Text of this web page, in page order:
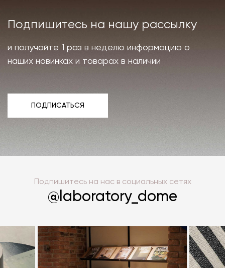
Подпишитесь на нашу рассылку
и получайте 1 раз в неделю информацию о
наших новинках и товарах в наличии
ПОДПИСАТЬСЯ
Подпишитесь на нас в социальных сетях
@laboratory_dome